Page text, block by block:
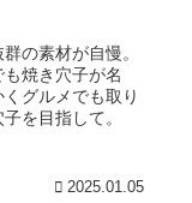
の素材が自慢。
焼き穴子が名
グルメでも取り
を目指して。
2025.01.05